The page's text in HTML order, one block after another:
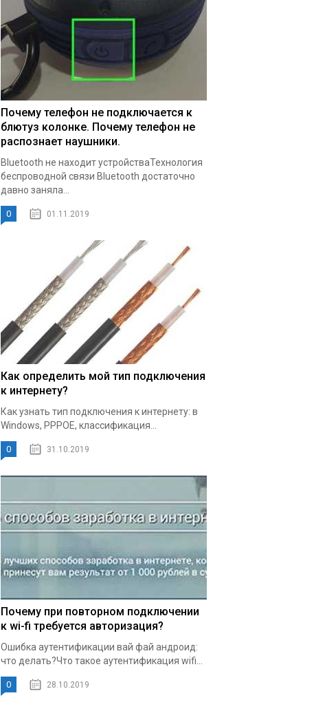
Почему телефон не подключается к
блютуз колонке. Почему телефон не
распознает наушники.
Bluetooth не находит устройстваТехнология
беспроводной связи Bluetooth достаточно
давно заняла...
0 01.11.2019
Как определить мой тип подключения
к интернету?
Как узнать тип подключения к интернету: в
Windows, PPPOE, классификация...
0 31.10.2019
Почему при повторном подключении
к wi-fi требуется авторизация?
Ошибка аутентификации вай фай андроид:
что делать?Что такое аутентификация wifi...
0 28.10.2019